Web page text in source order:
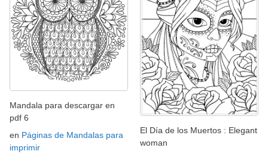
Mandala para descargar en
pdf 6
en Páginas de Mandalas para
imprimir
El Día de los Muertos : Elegant
woman